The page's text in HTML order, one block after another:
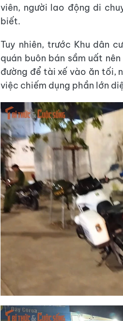
viên, người lao động di
biết.
Tuy nhiên, trước Khu dân
quán buôn bán sầm uất
đường để tài xế vào ăn tối,
việc chiếm dụng phần lớn